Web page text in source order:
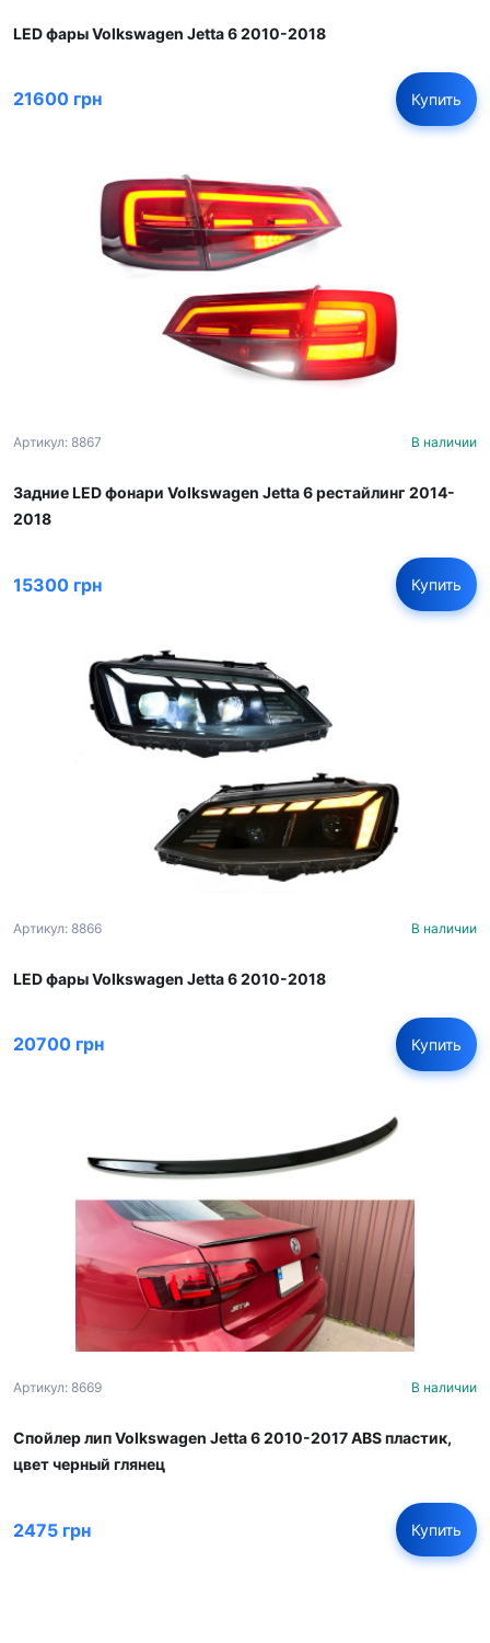
LED фары Volkswagen Jetta 6 2010-2018
21600 грн Купить
Артикул: 8867 В наличии
Задние LED фонари Volkswagen Jetta 6 рестайлинг 2014-
2018
15300 грн Купить
Артикул: 8866 В наличии
LED фары Volkswagen Jetta 6 2010-2018
20700 грн Купить
Артикул: 8669 В наличии
Спойлер лип Volkswagen Jetta 6 2010-2017 ABS пластик,
цвет черный глянец
2475 грн Купить